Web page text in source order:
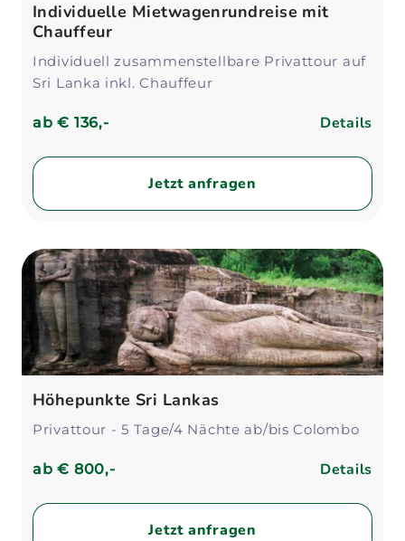
Individuelle Mietwagenrundreise mit
Chauffeur
Individuell zusammenstellbare Privattour auf
Sri Lanka inkl. Chauffeur
ab€ 136,- Details
Jetzt anfragen
Höhepunkte Sri Lankas
Privattour - 5 Tage/4 Nächte ab/bis Colombo
ab€ 800,- Details
Jetzt anfragen